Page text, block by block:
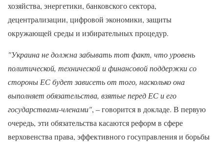
хозяйства, энергетики, банковского сектора,
децентрализации, цифровой экономики, защиты
окружающей среды и избирательных процедур.
"Украина не должна забывать тот факт, что уровень
политической, технической и финансовой поддержки со
стороны ЕС будет зависеть от того, насколько она
выполняет обязательства, взятые перед ЕС и его
государствами-членами", – говорится в докладе. В первую
очередь, эти обязательства касаются реформ в сфере
верховенства права, эффективного госуправления и борьбы